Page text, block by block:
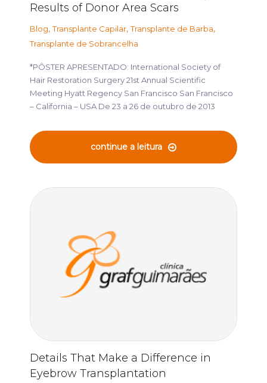
Results of Donor Area Scars
Blog,Transplante Capilar,Transplante de Barba,
Transplante de Sobrancelha
*PÔSTER APRESENTADO: International Society of
Hair Restoration Surgery 21st Annual Scientific
Meeting Hyatt Regency San Francisco San Francisco
– California – USA De 23 a 26 de outubro de 2013
continue a leitura
Details That Make a Difference in
Eyebrow Transplantation